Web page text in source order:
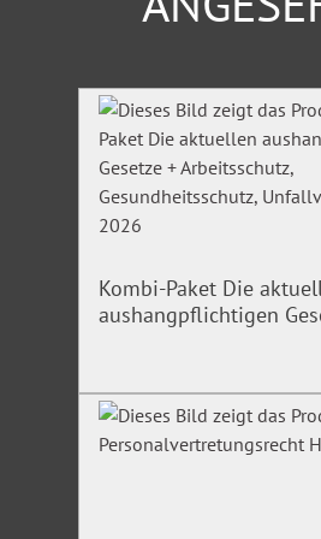
Produktgalerie überspringen
Kombi-Paket Die
aushangpflichtigen
Arbeitsschutz,